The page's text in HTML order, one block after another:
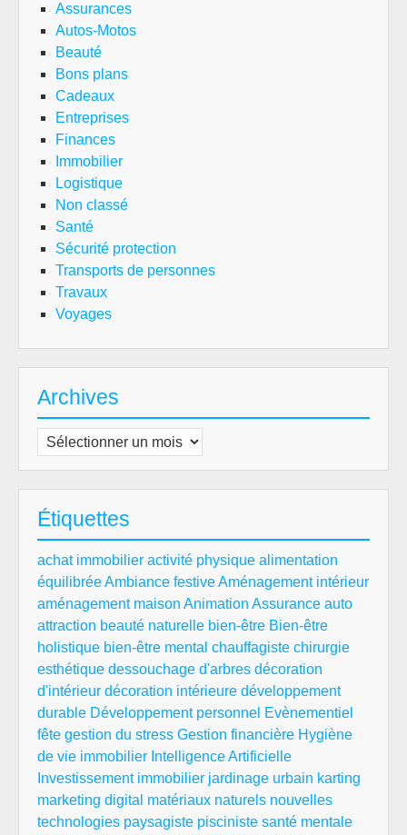
Assurances
Autos-Motos
Beauté
Bons plans
Cadeaux
Entreprises
Finances
Immobilier
Logistique
Non classé
Santé
Sécurité protection
Transports de personnes
Travaux
Voyages
Archives
Archives
Étiquettes
achat immobilier activité physique alimentation
équilibréeAmbiance festiveAménagement intérieur
aménagement maison Animation Assurance auto
attraction beauté naturelle bien-être Bien-être
holistique bien-être mental chauffagiste chirurgie
esthétique dessouchage d'arbres décoration
d'intérieur décoration intérieure développement
durable Développement personnel Evènementiel
fête gestion du stress Gestion financière Hygiène
de vie immobilier Intelligence Artificielle
Investissement immobilier jardinage urbain karting
marketing digital matériaux naturels nouvelles
technologies paysagiste pisciniste santé mentale